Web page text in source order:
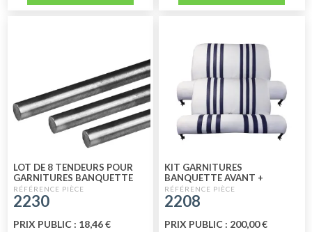
LOT DE 8 TENDEURS POUR
GARNITURES BANQUETTE
AVANT + BANQUETTE
ARRIÈRE 2CV DYANE
2230
PRIX PUBLIC : 18,46 €
KIT GARNITURES
BANQUETTE AVANT +
BANQUETTE ARRIÈRE SKAÏ
BICOLORE BLANC BLEU
2208
PRIX PUBLIC : 200,00 €